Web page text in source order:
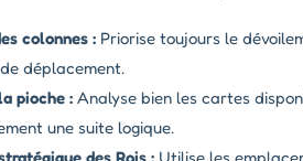
colonnes : Priorise toujours le
déplacement.
pioche : Analyse bien les cartes
une suite logique.
des Rois : Utilise les